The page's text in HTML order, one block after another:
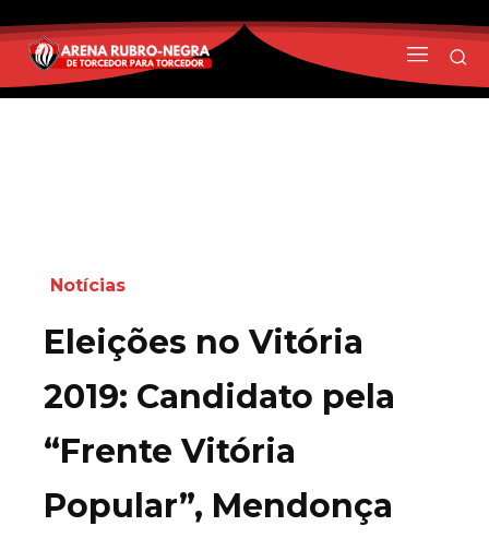
Notícias
Eleições no Vitória
2019: Candidato pela
“Frente Vitória
Popular”, Mendonça